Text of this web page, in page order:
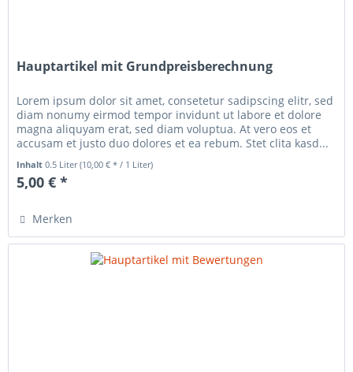
Hauptartikel mit Grundpreisberechnung
Lorem ipsum dolor sit amet, consetetur sadipscing elitr, sed
diam nonumy eirmod tempor invidunt ut labore et dolore
magna aliquyam erat, sed diam voluptua. At vero eos et
accusam et justo duo dolores et ea rebum. Stet clita kasd...
Inhalt0.5 Liter(10,00 € * / 1 Liter)
5,00 € *
Merken